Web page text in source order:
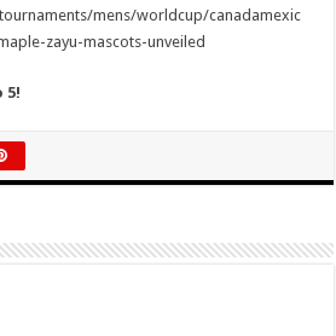
mens/worldcup/canadamexic
zayu-mascots-unveiled
5!